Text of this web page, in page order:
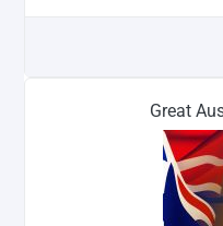
Great